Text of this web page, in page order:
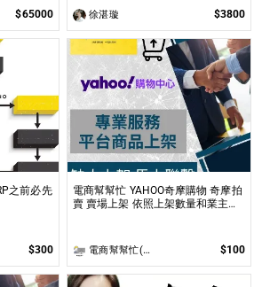
$65000 徐湛璇 $3800
之前必先
$300
電商幫幫忙 YAHOO奇摩購物 奇摩拍
賣 賣場上架 依照上架數量和業主討
電商幫幫忙(電商平台代營運/電商上架/運營策略/網路行銷) $100